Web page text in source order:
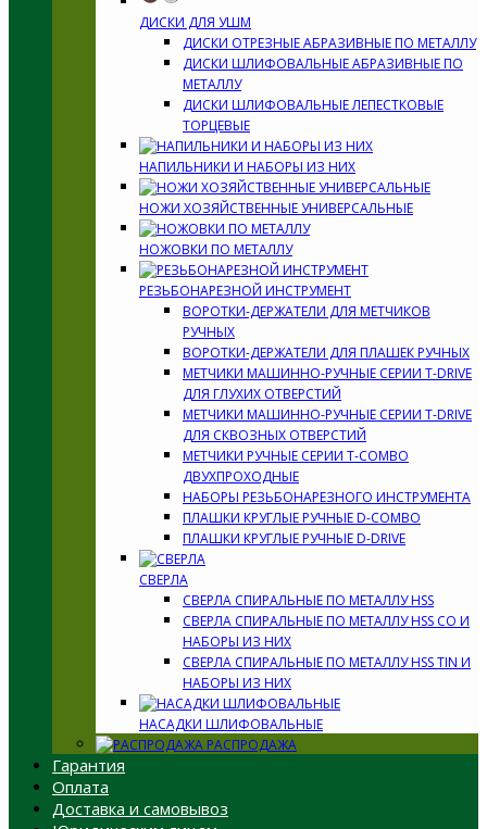
ДИСКИ ДЛЯ УШМ
ДИСКИ ОТРЕЗНЫЕ АБРАЗИВНЫЕ ПО МЕТАЛЛУ
ДИСКИ ШЛИФОВАЛЬНЫЕ АБРАЗИВНЫЕ ПО
МЕТАЛЛУ
ДИСКИ ШЛИФОВАЛЬНЫЕ ЛЕПЕСТКОВЫЕ
ТОРЦЕВЫЕ
НАПИЛЬНИКИ И НАБОРЫ ИЗ НИХ
НОЖИ ХОЗЯЙСТВЕННЫЕ УНИВЕРСАЛЬНЫЕ
НОЖОВКИ ПО МЕТАЛЛУ
РЕЗЬБОНАРЕЗНОЙ ИНСТРУМЕНТ
ВОРОТКИ-ДЕРЖАТЕЛИ ДЛЯ МЕТЧИКОВ
РУЧНЫХ
ВОРОТКИ-ДЕРЖАТЕЛИ ДЛЯ ПЛАШЕК РУЧНЫХ
МЕТЧИКИ МАШИННО-РУЧНЫЕ СЕРИИ T-DRIVE
ДЛЯ ГЛУХИХ ОТВЕРСТИЙ
МЕТЧИКИ МАШИННО-РУЧНЫЕ СЕРИИ T-DRIVE
ДЛЯ СКВОЗНЫХ ОТВЕРСТИЙ
МЕТЧИКИ РУЧНЫЕ СЕРИИ T-COMBO
ДВУХПРОХОДНЫЕ
НАБОРЫ РЕЗЬБОНАРЕЗНОГО ИНСТРУМЕНТА
ПЛАШКИ КРУГЛЫЕ РУЧНЫЕ D-COMBO
ПЛАШКИ КРУГЛЫЕ РУЧНЫЕ D-DRIVE
СВЕРЛА
СВЕРЛА СПИРАЛЬНЫЕ ПО МЕТАЛЛУ HSS
СВЕРЛА СПИРАЛЬНЫЕ ПО МЕТАЛЛУ HSS CO И
НАБОРЫ ИЗ НИХ
СВЕРЛА СПИРАЛЬНЫЕ ПО МЕТАЛЛУ HSS TIN И
НАБОРЫ ИЗ НИХ
НАСАДКИ ШЛИФОВАЛЬНЫЕ
РАСПРОДАЖА
Гарантия
Оплата
Доставка и самовывоз